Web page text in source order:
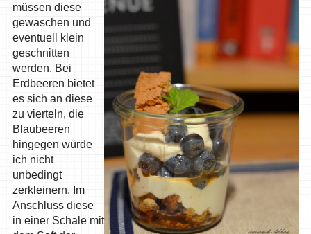
müssen diese
gewaschen und
eventuell klein
geschnitten
werden. Bei
Erdbeeren bietet
es sich an diese
zu vierteln, die
Blaubeeren
hingegen würde
ich nicht
unbedingt
zerkleinern. Im
Anschluss diese
in einer Schale mit